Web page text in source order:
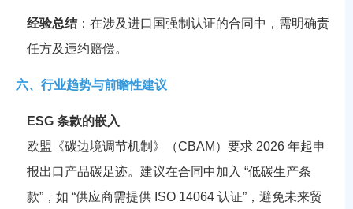
经验总结：在涉及进口国强制认证的合同中，需明确责
任方及违约赔偿。
六、行业趋势与前瞻性建议
ESG 条款的嵌入
欧盟《碳边境调节机制》（CBAM）要求 2026 年起申
报出口产品碳足迹。建议在合同中加入 “低碳生产条
款”，如 “供应商需提供 ISO 14064 认证”，避免未来贸